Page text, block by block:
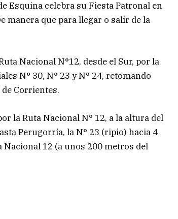
Esquina celebra su Fiesta Patronal en
manera que para llegar o salir de la
Nacional N°12, desde el Sur, por la
N° 30, N° 23 y N° 24, retomando
Corrientes.
la Ruta Nacional N° 12, a la altura del
Perugorría, la N° 23 (ripio) hacia 4
Nacional 12 (a unos 200 metros del